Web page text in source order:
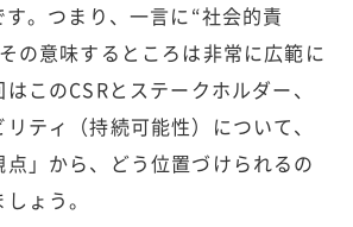
。つまり、一言に“社会的責
の意味するところは非常に広範に
このCSRとステークホルダー、
ティ（持続可能性）について、
点」から、どう位置づけられるの
ょう。